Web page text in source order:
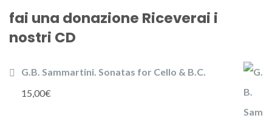
fai una donazione Riceverai i
nostri CD
G.B. Sammartini. Sonatas for Cello & B.C.
15,00€